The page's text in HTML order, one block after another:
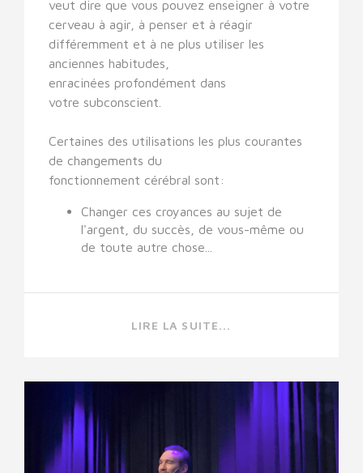
veut dire que vous pouvez enseigner à votre
cerveau à agir, à penser et à réagir
différemment et à ne plus utiliser les
anciennes habitudes,
enracinées profondément dans
votre subconscient.
Certaines des utilisations les plus courantes
de changements du
fonctionnement cérébral sont:
Changer ces croyances au sujet de
l'argent, du succès, de vous-même ou
de toute autre chose...
LIRE LA SUITE...